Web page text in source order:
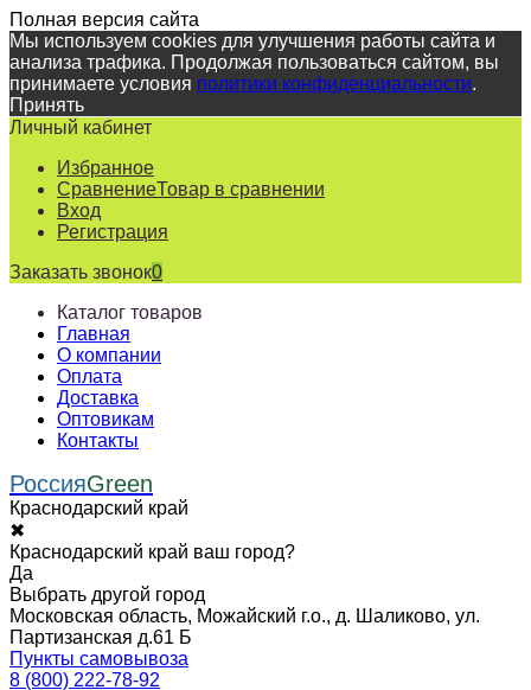
Полная версия сайта
Мы используем cookies для улучшения работы сайта и
анализа трафика. Продолжая пользоваться сайтом, вы
принимаете условия политики конфиденциальности.
Принять
Личный кабинет
Избранное
СравнениеТовар в сравнении
Вход
Регистрация
Заказать звонок0
Каталог товаров
Главная
О компании
Оплата
Доставка
Оптовикам
Контакты
РоссияGreen
Краснодарский край
✖
Краснодарский край ваш город?
Да
Выбрать другой город
Московская область, Можайский г.о., д. Шаликово, ул.
Партизанская д.61 Б
Пункты самовывоза
8 (800) 222-78-92